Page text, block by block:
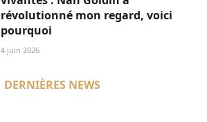
révolutionné mon regard, voici
pourquoi
4 juin 2026
DERNIÈRES NEWS